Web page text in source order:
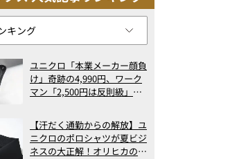
ユニクロ「本業メーカー顔負
け」奇跡の4,990円、ワーク
マン「2,500円は反則級」凄
ト3】（2026年6月版）
【汗だく通勤からの解放】ユ
ニクロのポロシャツが夏ビジ
ネスの大正解！オリヒカの透